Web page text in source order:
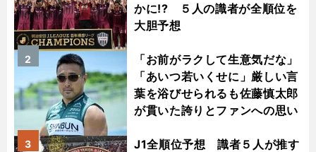
かに!? ５人の識者が全順位を
大胆予想
「お前がラクして生意気だな」
「あいつ若いくせに」厳しい言
葉を浴びせられるも佐藤慎太郎
が貫いた誇りとファンへの思い
2
J1全順位予想 識者５人が推す
3